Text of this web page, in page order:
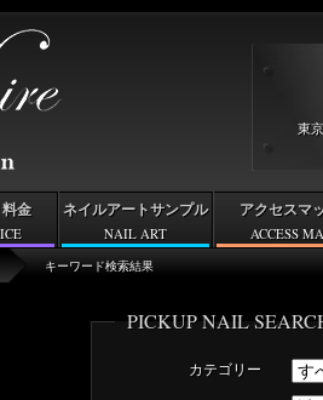
キーワード検索結果
PICKUP NAIL
カテゴリー
東
金 ネイルアートサンプル
NAIL ART
アクセスマ
ACCESS